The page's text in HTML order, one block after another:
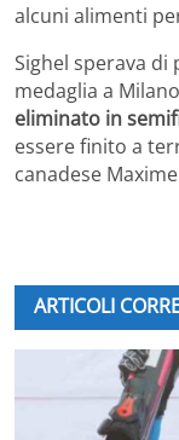
alcuni alimenti
Sighel sperava di
medaglia a
eliminato in
essere finito a
canadese
ARTICOLI